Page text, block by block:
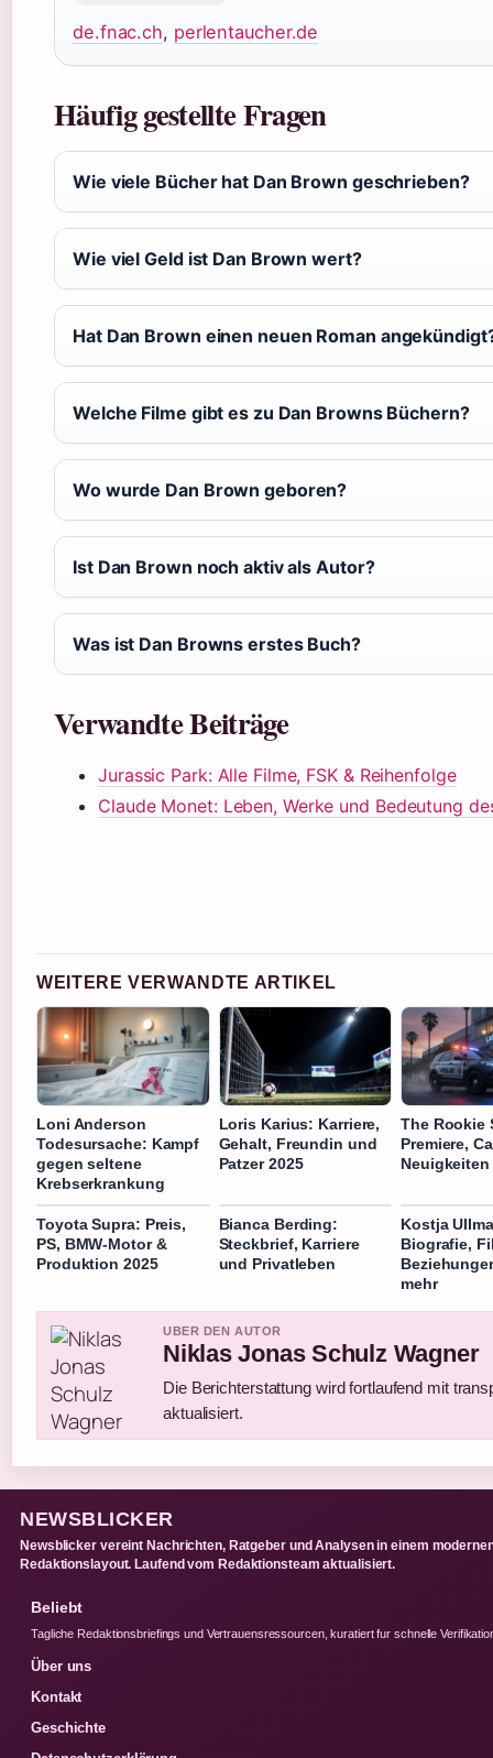
de.fnac.ch, perlentaucher.de
Häufig gestellte Fragen
Wie viele Bücher hat Dan Brown geschrieben?
Wie viel Geld ist Dan Brown wert?
Hat Dan Brown einen neuen Roman
Welche Filme gibt es zu Dan Browns Büchern?
Wo wurde Dan Brown geboren?
Ist Dan Brown noch aktiv als Autor?
Was ist Dan Browns erstes Buch?
Verwandte Beiträge
Jurassic Park: Alle Filme, FSK & Reihenfolge
Claude Monet: Leben, Werke und Bedeutung
WEITERE VERWANDTE ARTIKEL
Loni Anderson
Todesursache: Kampf
gegen seltene
Krebserkrankung
Loris Karius: Karriere,
Gehalt, Freundin und
Patzer 2025
The Rookie
Premiere,
Neuigkeiten
Toyota Supra: Preis,
PS, BMW-Motor &
Produktion 2025
Bianca Berding:
Steckbrief, Karriere
und Privatleben
Kostja
Biografie,
mehr
UBER DEN AUTOR
Niklas Jonas Schulz Wagner
Die Berichterstattung wird fortlaufend mit
aktualisiert.
NEWSBLICKER
Newsblicker vereint Nachrichten, Ratgeber und Analysen in einem
Redaktionslayout. Laufend vom Redaktionsteam aktualisiert.
Beliebt
Tagliche Redaktionsbriefings und Vertrauensressourcen, kuratiert fur schnelle
Über uns
Kontakt
Geschichte